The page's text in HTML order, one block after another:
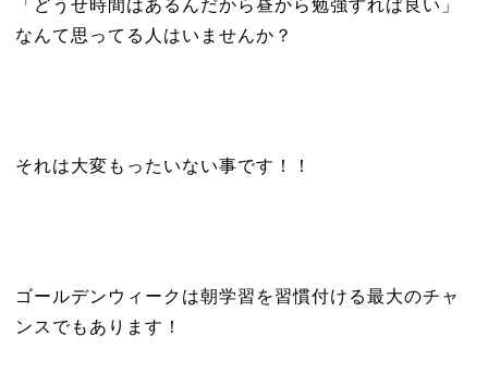
「どうせ時間はあるんだから昼から勉強すれば良い」
なんて思ってる人はいませんか？
それは大変もったいない事です！！
ゴールデンウィークは朝学習を習慣付ける最大のチャ
ンスでもあります！